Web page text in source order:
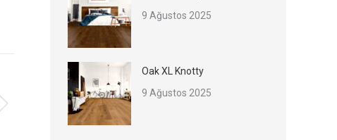
9 Ağustos 2025
Oak XL Knotty
9 Ağustos 2025